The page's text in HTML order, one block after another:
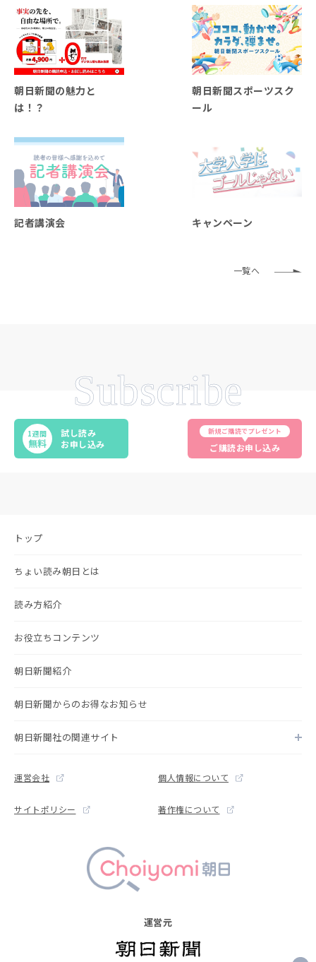
朝日新聞の魅力と
は！？
朝日新聞スポーツスク
ール
記者講演会 キャンペーン
一覧へ
Subscribe
1週間
無料
試し読み
お申し込み
新規ご購読でプレゼント
ご購読お申し込み
運営元
トップ
ちょい読み朝日とは
読み方紹介
お役立ちコンテンツ
朝日新聞紹介
朝日新聞からのお得なお知らせ
朝日新聞社の関連サイト
運営会社 個人情報について
サイトポリシー 著作権について